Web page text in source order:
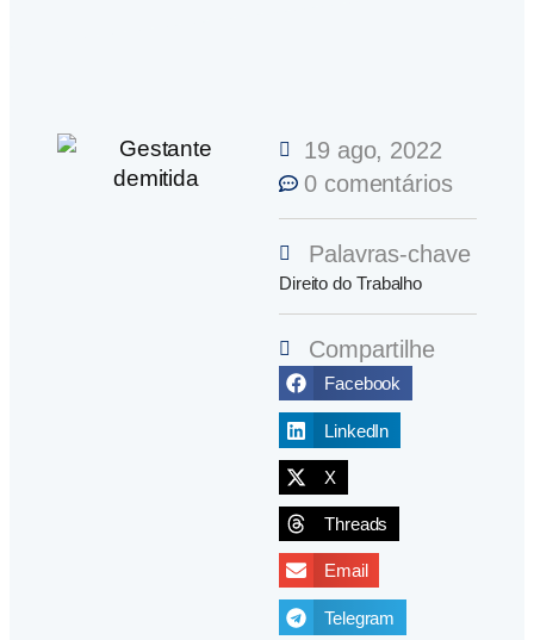
19 ago, 2022
0 comentários
Palavras-chave
Direito do Trabalho
Compartilhe
Facebook
LinkedIn
X
Threads
Email
Telegram